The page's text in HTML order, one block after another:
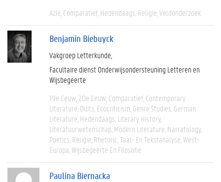
Azië Comparatief Hedendaags Religie Veldonderzoek
Benjamin Biebuyck
Vakgroep Letterkunde
Facultaire dienst Onderwijsondersteuning Letteren en
Wijsbegeerte
19e Eeuw 20e Eeuw Comparatief Contemporary
Literature Duits Ecocriticism Genre Studies German
Literature Hedendaags Literary History
Literatuurwetenschap Modern Literature Narratology
Poetics Religie Rhetoric Taal- En Tekstanalyse West-
Europa Wijsbegeerte En Filosofie
Paulina Biernacka